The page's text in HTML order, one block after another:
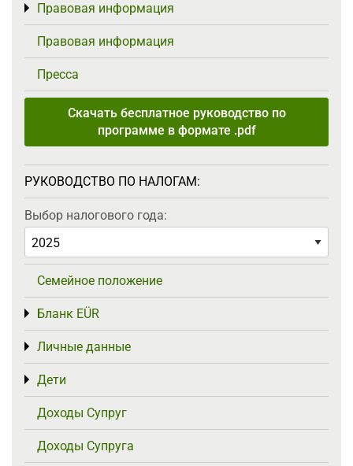
Правовая информация
Toggle menu
Правовая информация
Пресса
Скачать бесплатное руководство по
программе в формате .pdf
РУКОВОДСТВО ПО НАЛОГАМ:
Выбор налогового года:
Семейное положение
Бланк EÜR
Toggle menu
Личные данные
Toggle menu
Дети
Toggle menu
Доходы Супруг
Доходы Супруга